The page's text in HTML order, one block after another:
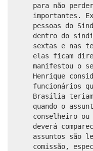
para não
importantes.
pessoas do
dentro do
sextas e nas
elas ficam
manifestou o
Henrique
funcionários
Brasília
quando o
conselheiro
deverá
assuntos são
comissão,